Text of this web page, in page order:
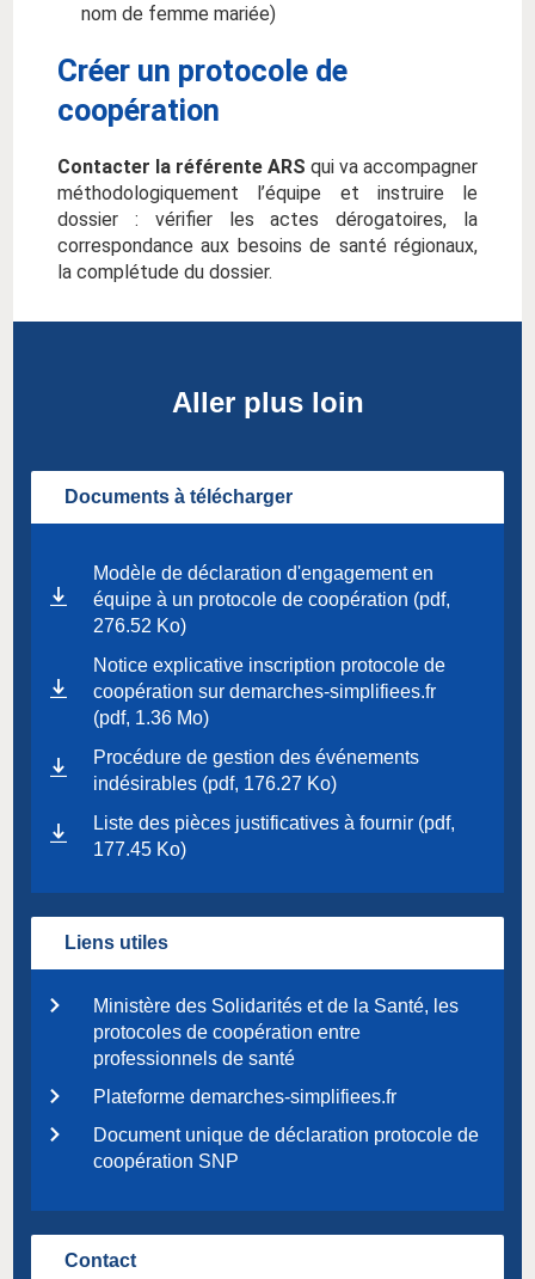
nom de femme mariée)
Créer un protocole de
coopération
Contacter la référente ARS qui va accompagner
méthodologiquement l’équipe et instruire le
dossier : vérifier les actes dérogatoires, la
correspondance aux besoins de santé régionaux,
la complétude du dossier.
Aller plus loin
Documents à télécharger
Modèle de déclaration d'engagement en
équipe à un protocole de coopération (pdf,
276.52 Ko)
Notice explicative inscription protocole de
coopération sur demarches-simplifiees.fr
(pdf, 1.36 Mo)
Procédure de gestion des événements
indésirables (pdf, 176.27 Ko)
Liste des pièces justificatives à fournir (pdf,
177.45 Ko)
Liens utiles
Ministère des Solidarités et de la Santé, les
protocoles de coopération entre
professionnels de santé
Plateforme demarches-simplifiees.fr
Document unique de déclaration protocole de
coopération SNP
Contact